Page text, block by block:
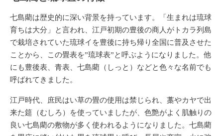
七島藺は歴史的に深い背景を持っています。「生まれは琉球
育ちは大分」と言われ、江戸初期の豊後の商人がトカラ列島
で栽培されていた琉球イを豊後に持ち帰り全国に普及させた
ことから、この畳表を”琉球表”と呼ぶようになりました。他
にも豊後表、青表、七島藺（しっと）などと色々な名前でも
呼ばれてきました。
江戸時代、庶民はい草の畳の使用は禁じられ、藁やカヤで出
来た筵（むしろ）を使っていましたが、色艶がよく肌触りの
良い七島藺の敷物が多く使われるようになりました。七島藺